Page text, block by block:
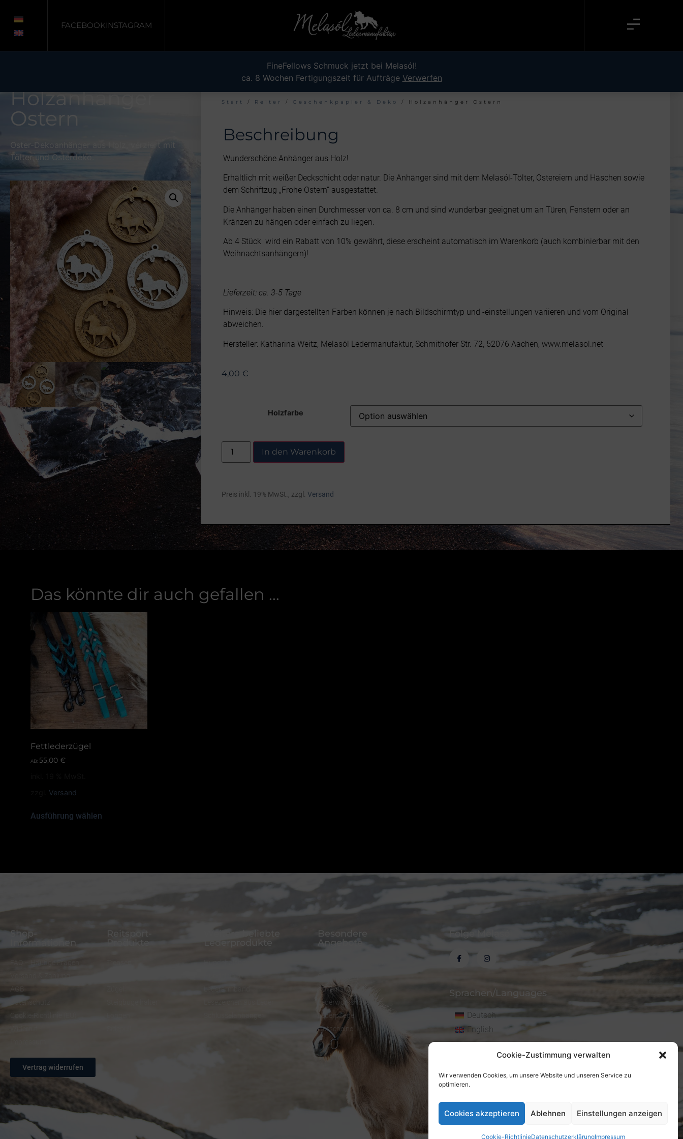
Cookie-Zustimmung verwalten
Wir verwenden Cookies, um unsere Website und unseren Service zu
optimieren.
Cookies akzeptieren Ablehnen Einstellungen anzeigen
Cookie-RichtlinieDatenschutzerklärungImpressum
FineFellows Schmuck jetzt bei Melasól!
ca. 8 Wochen Fertigungszeit für Aufträge Verwerfen
FACEBOOKINSTAGRAM
Holzanhänger
Ostern
Oster-Dekoanhänger aus Holz, verziert mit
Tölter und Osterdeko.
Start / Reiter / Geschenkpapier & Deko / Holzanhänger Ostern
Beschreibung
Wunderschöne Anhänger aus Holz!
Erhältlich mit weißer Deckschicht oder natur. Die Anhänger sind mit dem Melasól-Tölter, Ostereiern und Häschen sowie
dem Schriftzug „Frohe Ostern“ ausgestattet.
Die Anhänger haben einen Durchmesser von ca. 8 cm und sind wunderbar geeignet um an Türen, Fenstern oder an
Kränzen zu hängen oder einfach zu liegen.
Ab 4 Stück wird ein Rabatt von 10% gewährt, diese erscheint automatisch im Warenkorb (auch kombinierbar mit den
Weihnachtsanhängern)!
Lieferzeit: ca. 3-5 Tage
Hinweis: Die hier dargestellten Farben können je nach Bildschirmtyp und -einstellungen variieren und vom Original
abweichen.
Hersteller: Katharina Weitz, Melasól Ledermanufaktur, Schmithofer Str. 72, 52076 Aachen, www.melasol.net
4,00 €
Holzfarbe
In den Warenkorb
Preis inkl. 19% MwSt., zzgl. Versand
Das könnte dir auch gefallen …
Fettlederzügel
AB: 55,00 €
Versand
Ausführung wählen
Shop-
Informationen
FAQ – Häufige Fragen
AGB
Datenschutz
Cookie-Richtlinie (EU)
Vertrag widerrufen
Reitsport-
Produkte
Lederprodukte
Besondere
Angebote
Adventskalender
Lederworkshops
Lederpflege
Gutscheine
Folge Melasól
Sprachen/Languages
Deutsch
English